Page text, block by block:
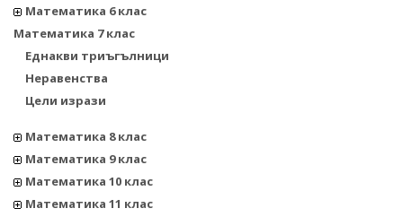
Математика 6 клас
Математика 7 клас
Еднакви триъгълници
Неравенства
Цели изрази
Математика 8 клас
Математика 9 клас
Математика 10 клас
Математика 11 клас